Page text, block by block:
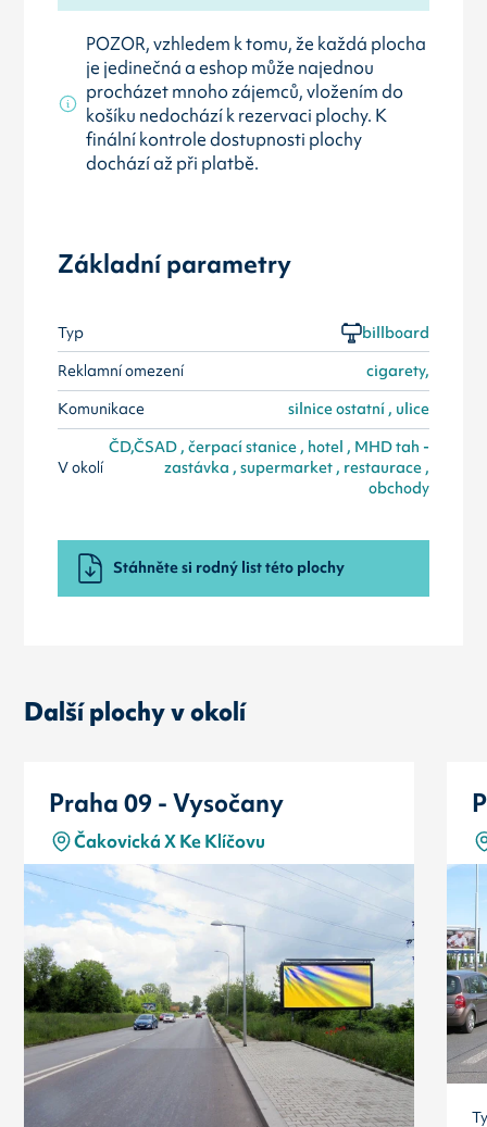
POZOR, vzhledem k tomu, že každá plocha
je jedinečná a eshop může najednou
procházet mnoho zájemců, vložením do
košíku nedochází k rezervaci plochy. K
finální kontrole dostupnosti plochy
dochází až při platbě.
Základní parametry
Typ
billboard
Reklamní omezení
cigarety,
Komunikace
silnice ostatní , ulice
V okolí
ČD,ČSAD , čerpací stanice , hotel , MHD tah -
zastávka , supermarket , restaurace ,
obchody
Stáhněte si rodný list této plochy
Další plochy v okolí
Praha 09 - Vysočany
Čakovická X Ke Klíčovu